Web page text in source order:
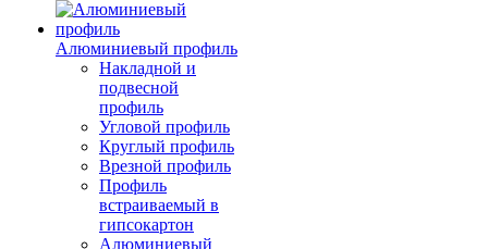
Алюминиевый профиль
Накладной и
подвесной
профиль
Угловой профиль
Круглый профиль
Врезной профиль
Профиль
встраиваемый в
гипсокартон
Алюминиевый